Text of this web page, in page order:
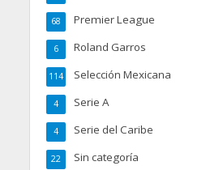
Premier League
68
Roland Garros
6
Selección Mexicana
114
Serie A
4
Serie del Caribe
4
Sin categoría
22